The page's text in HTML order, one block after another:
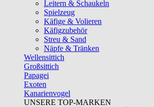
Leitern & Schaukeln
Spielzeug
Käfige & Volieren
Käfigzubehör
Streu & Sand
Näpfe & Tränken
Wellensittich
Großsittich
Papagei
Exoten
Kanarienvogel
UNSERE TOP-MARKEN